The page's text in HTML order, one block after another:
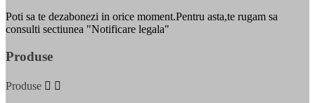
Poti sa te dezabonezi in orice moment.Pentru asta,te rugam sa
consulti sectiunea "Notificare legala"
Produse
Produse  